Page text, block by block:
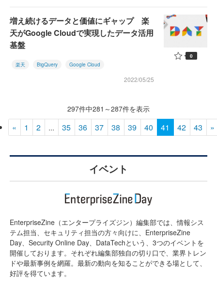
増え続けるデータと価値にギャップ 楽
天がGoogle Cloudで実現したデータ活用
基盤
楽天 BigQuery Google Cloud
2022/05/25
0
297件中281～287件を表示
« 1 2 ... 35 36 37 38 39 40 41 42 43 »
イベント
EnterpriseZine（エンタープライズジン）編集部では、情報シス
テム担当、セキュリティ担当の方々向けに、EnterpriseZine
Day、Security Online Day、DataTechという、3つのイベントを
開催しております。それぞれ編集部独自の切り口で、業界トレン
ドや最新事例を網羅。最新の動向を知ることができる場として、
好評を得ています。